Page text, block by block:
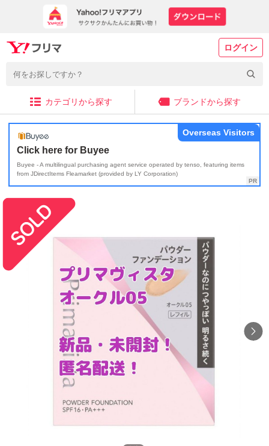
ログイン
カテゴリから探す ブランドから探す
Click here for Buyee
Buyee - A multilingual purchasing agent service operated by tenso, featuring items
from JDirectItems Fleamarket (provided by LY Corporation)
Overseas Visitors